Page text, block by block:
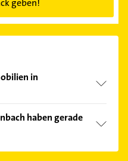
geben!
in
Sie von den
können Sie sich
anzeigen lassen.
haben gerade
alleÖffnungszeiten.